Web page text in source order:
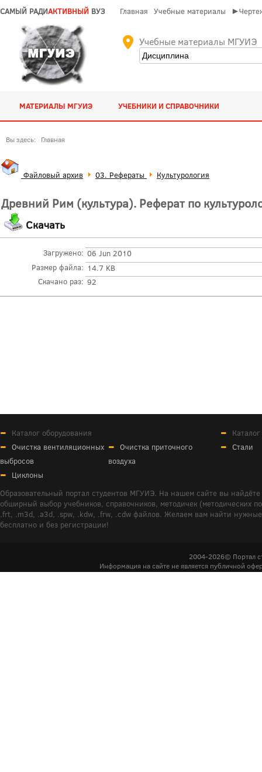
САМЫЙ РАДИАКТИВНЫЙ ВУЗ Главная Учебные материалы
Учебные материалы МГУИЭ
МАТЕРИАЛЫ МГУИЭ УЧЕБНИКИ И СПРАВОЧНИКИ
Вы здесь: Главная
Файловый архив 03. Рефераты Культурология
Древний Рим (культура). Реферат по
Скачать
Загружено: 06 Jun 2010
Размер файла: 14.7 KB
Скачано раз: 92
Каталог оборудования
Очистка вентиляционных
выбросов
Очистка приточного
воздуха
Циклоны
Стали
Образовательный портал студентов МГУИЭ. На нашем сайте вы
обширный выбор учебников, справочников, методичек (методических
.frt, .m3d, .a3d, .spw, .kdw, .frw, .cdw файлов. Желаем вам найти
бесплатно и без регистрации!
2004-2026© Портал
Информация на сайте не является публичной